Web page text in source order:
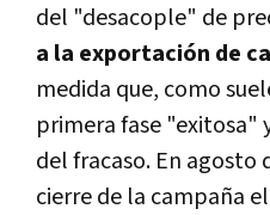
del "desacople" de
a la exportación de
medida que, como
primera fase "exitosa"
del fracaso. En agosto
cierre de la campaña